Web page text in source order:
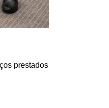
prestados